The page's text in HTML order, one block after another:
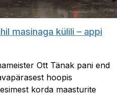
masinaga külili – appi
Ott Tänak pani end
hoopis
korda maasturite